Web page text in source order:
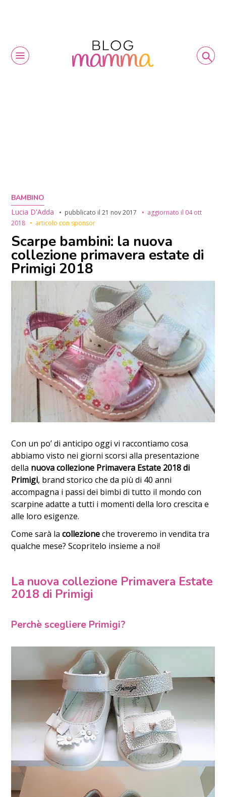
BAMBINO
Lucia D'Adda
pubblicato il21 nov 2017 aggiornato il 04 ott
2018
articolo con sponsor
Scarpe bambini: la nuova
collezione primavera estate di
Primigi 2018
Con un po’ di anticipo oggi vi raccontiamo cosa
abbiamo visto nei giorni scorsi alla presentazione
della nuova collezione Primavera Estate 2018 di
Primigi, brand storico che da più di 40 anni
accompagna i passi dei bimbi di tutto il mondo con
scarpine adatte a tutti i momenti della loro crescita e
alle loro esigenze.
Come sarà lacollezioneche troveremo in vendita tra
qualche mese? Scopritelo insieme a noi!
La nuova collezione Primavera Estate
2018 di Primigi
Perchè scegliere Primigi?